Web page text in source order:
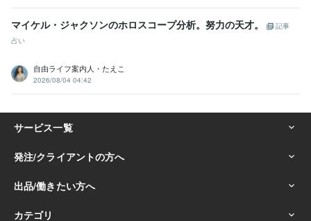
マイケル・ジャクソンのホロスコープ分析。努力の天才。
記事
占い
自由ライフ案内人・たえこ
2026/08/04 04:42